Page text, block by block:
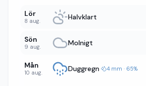
Lör
8 aug. Halvklart
Sön
9 aug. Molnigt
Mån
10 aug. Duggregn· 4 mm · 65%